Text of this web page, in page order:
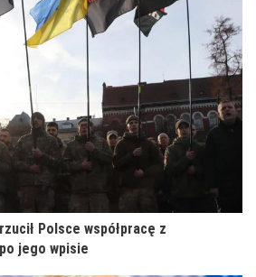
Polsce współpracę z
jego wpisie